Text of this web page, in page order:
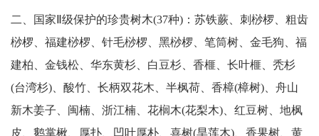
二、国家Ⅱ级保护的珍贵树木(37种)：苏铁蕨、刺桫椤、粗齿
桫椤、福建桫椤、针毛桫椤、黑桫椤、笔筒树、金毛狗、福
建柏、金钱松、华东黄杉、白豆杉、香榧、长叶榧、秃杉
(台湾杉)、酸竹、长柄双花木、半枫荷、香樟(樟树)、舟山
新木姜子、闽楠、浙江楠、花榈木(花梨木)、红豆树、地枫
皮、鹅掌楸、厚扑、凹叶厚朴、喜树(旱莲木)、香果树、黄